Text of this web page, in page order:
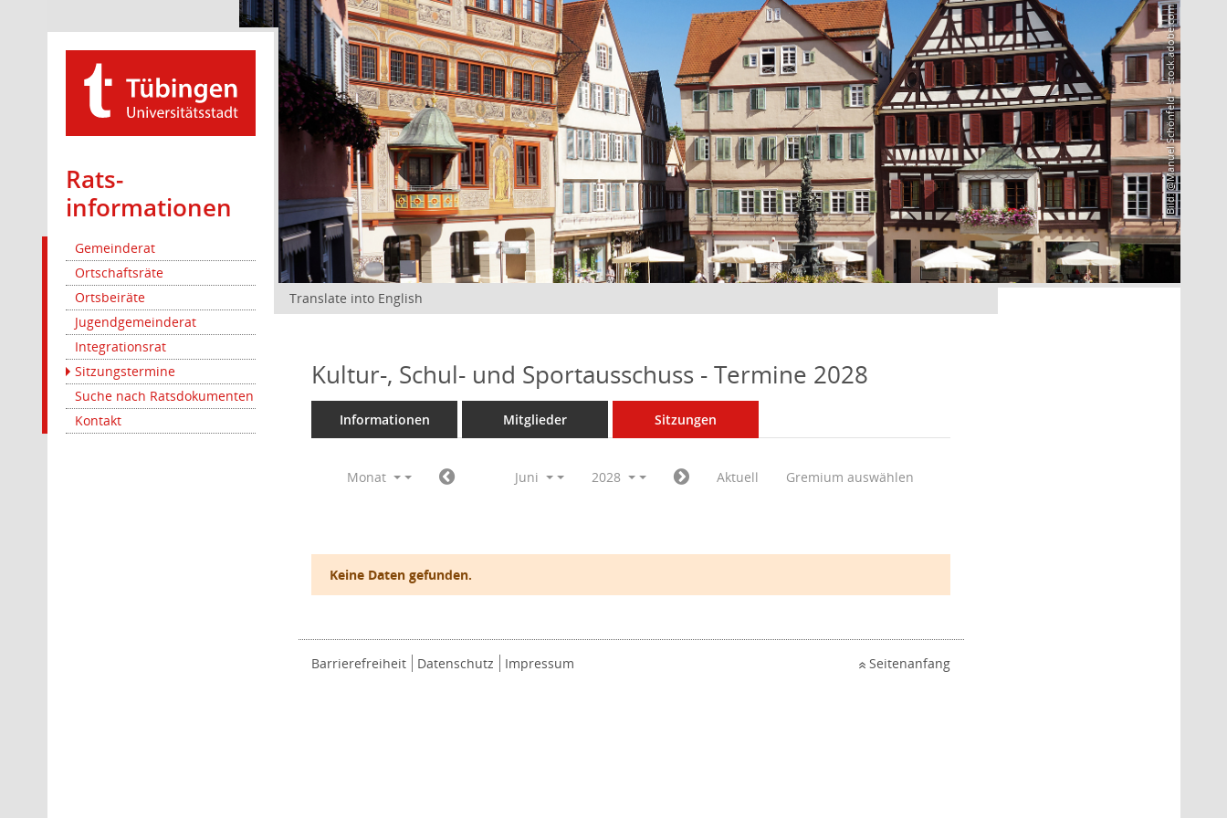
Rats­
informationen
Gemeinderat
Ortschaftsräte
Ortsbeiräte
Jugendgemeinderat
Integrationsrat
Sitzungstermine
Suche nach Ratsdokumenten
Kontakt
Bild: @Manuel Schönfeld – stock.adobe.com
Translate into English
Kultur-, Schul- und Sportausschuss - Termine 2028
Informationen Mitglieder Sitzungen
Monat Juni 2028 Aktuell Gremium auswählen
Keine Daten gefunden.
Barrierefreiheit Datenschutz Impressum Seitenanfang